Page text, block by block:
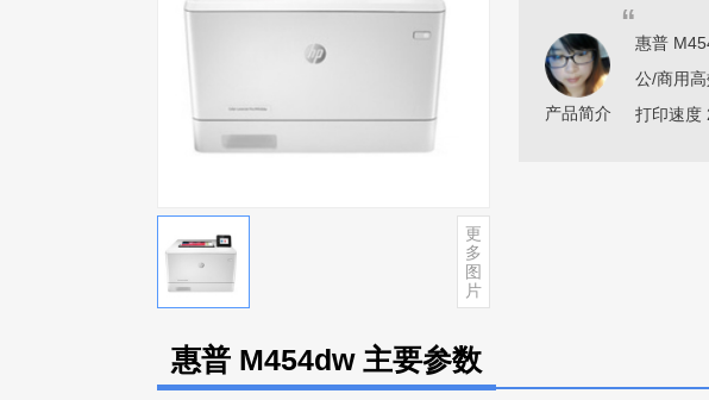
更
多
图
片
产品简介
“
惠普
公/商用
打印速度
惠普 M454dw 主要参数